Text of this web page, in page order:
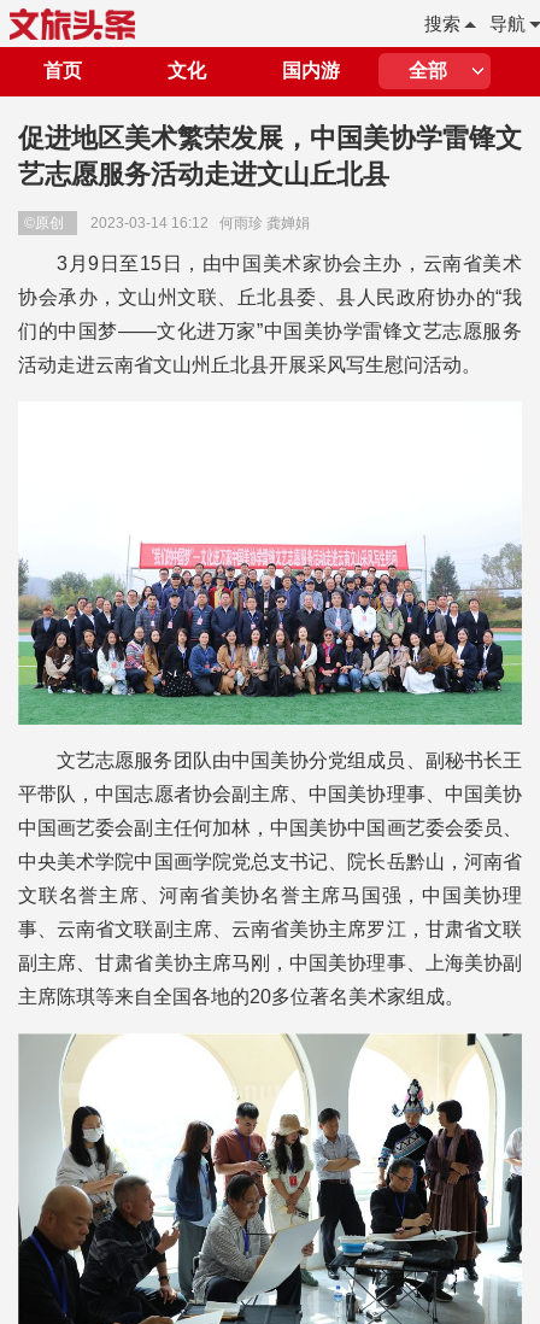
导航
搜索
首页 文化 国内游 全部
促进地区美术繁荣发展，中国美协学雷锋文
艺志愿服务活动走进文山丘北县
©原创 2023-03-14 16:12 何雨珍 龚婵娟
3月9日至15日，由中国美术家协会主办，云南省美术
协会承办，文山州文联、丘北县委、县人民政府协办的“我
们的中国梦——文化进万家”中国美协学雷锋文艺志愿服务
活动走进云南省文山州丘北县开展采风写生慰问活动。
文艺志愿服务团队由中国美协分党组成员、副秘书长王
平带队，中国志愿者协会副主席、中国美协理事、中国美协
中国画艺委会副主任何加林，中国美协中国画艺委会委员、
中央美术学院中国画学院党总支书记、院长岳黔山，河南省
文联名誉主席、河南省美协名誉主席马国强，中国美协理
事、云南省文联副主席、云南省美协主席罗江，甘肃省文联
副主席、甘肃省美协主席马刚，中国美协理事、上海美协副
主席陈琪等来自全国各地的20多位著名美术家组成。